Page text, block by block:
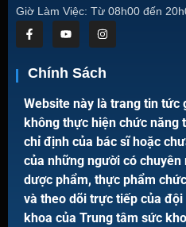
Giờ Làm Việc: Từ 08h00 đến
Chính Sách
Website này là trang tin tức
không thực hiện chức
chỉ định của bác sĩ hoặc
của những người có
dược phẩm, thực phẩm
và theo dõi trực tiếp của
khoa của Trung tâm sức